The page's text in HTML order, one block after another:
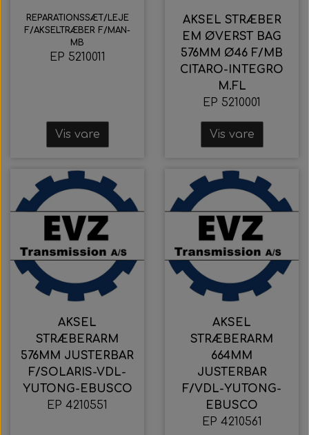
REPARATIONSSÆT/LEJE
F/AKSELTRÆBER F/MAN-
MB
EP 5210011
Vis vare
AKSEL STRÆBER
EM ØVERST BAG
576MM Ø46 F/MB
CITARO-INTEGRO
M.FL
EP 5210001
Vis vare
AKSEL
STRÆBERARM
576MM JUSTERBAR
F/SOLARIS-VDL-
YUTONG-EBUSCO
EP 4210551
AKSEL
STRÆBERARM
664MM
JUSTERBAR
F/VDL-YUTONG-
EBUSCO
EP 4210561